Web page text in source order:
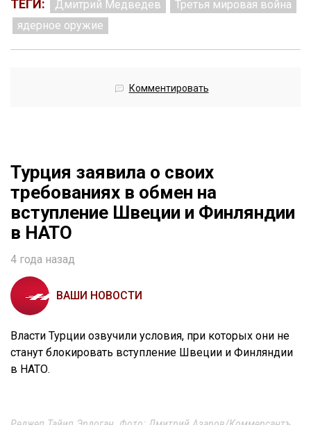
ТЕГИ: Дмитрий Медведев
Третья мировая война
ядерное оружие
Комментировать
Турция заявила о своих
требованиях в обмен на
вступление Швеции и Финляндии
в НАТО
4 года назад
ВАШИ НОВОСТИ
Власти Турции озвучили условия, при которых они не
станут блокировать вступление Швеции и Финляндии
в НАТО.